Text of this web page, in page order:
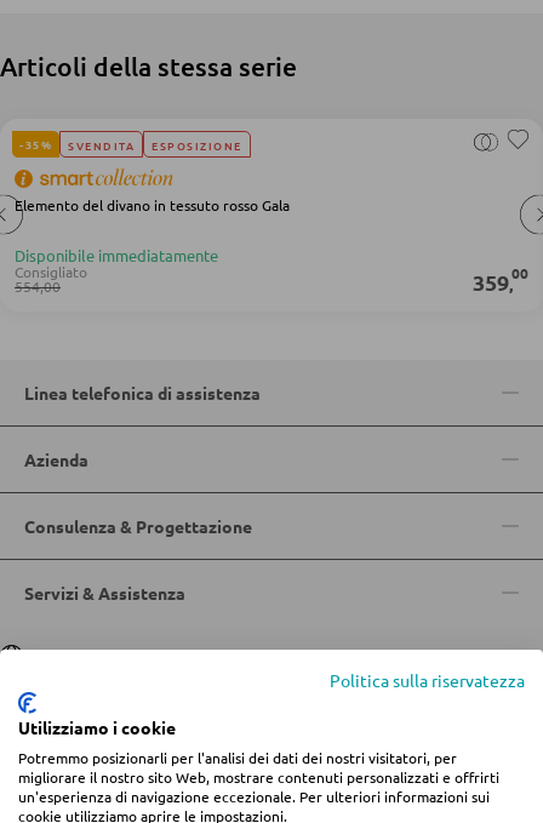
Camere complete
MATERASSI
Materassi
Accessori per il materasso
ARMADI
SPECCHI
Articoli della stessa serie
-35% SVENDITA ESPOSIZIONE
Elemento del divano in tessuto rosso Gala
Disponibile immediatamente
Consigliato
554,00 359,00
Linea telefonica di assistenza
Azienda
Consulenza & Progettazione
Servizi & Assistenza
LinguaDeutsch|Italiano
© 2026 Centro arredamento Jungmann
* Tutti i prezzi includono l'IVA piùspese di spedizionese non diversamente
Politica sulla riservatezza
Utilizziamo i cookie
Potremmo posizionarli per l'analisi dei dati dei nostri visitatori, per
migliorare il nostro sito Web, mostrare contenuti personalizzati e offrirti
un'esperienza di navigazione eccezionale. Per ulteriori informazioni sui
cookie utilizziamo aprire le impostazioni.